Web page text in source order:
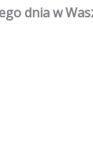
dnia w